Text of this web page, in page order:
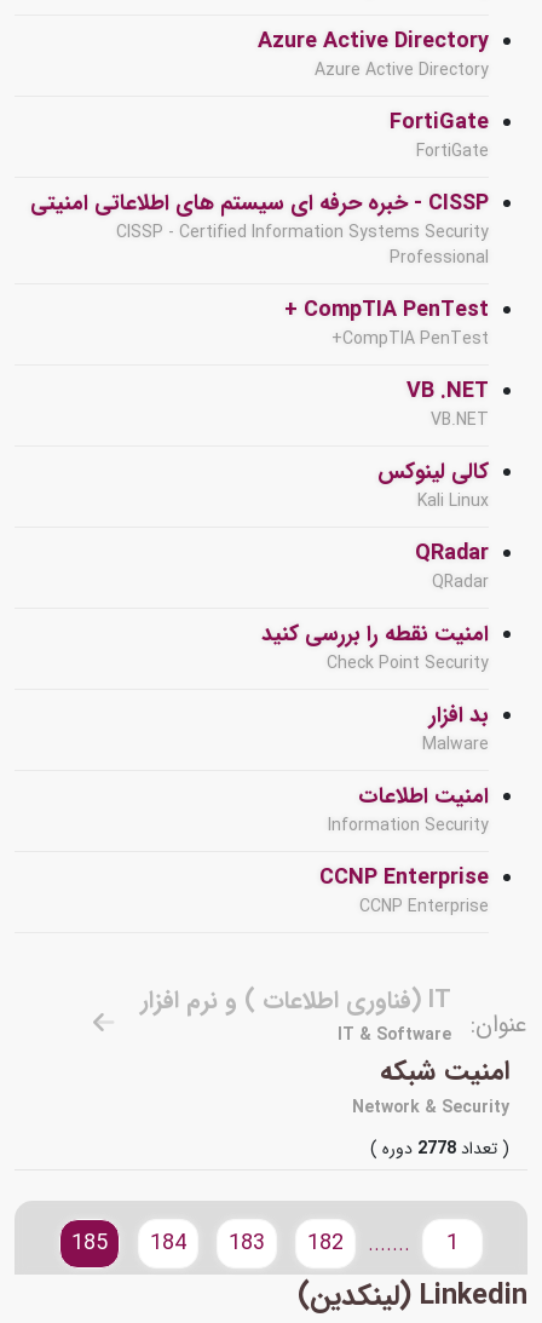
Azure Active Directory
Azure Active Directory
FortiGate
FortiGate
CISSP - خبره حرفه ای سیستم های اطلاعاتی امنیتی
CISSP - Certified Information Systems Security
Professional
CompTIA PenTest +
CompTIA PenTest+
VB .NET
VB.NET
کالی لینوکس
Kali Linux
QRadar
QRadar
امنیت نقطه را بررسی کنید
Check Point Security
بد افزار
Malware
امنیت اطلاعات
Information Security
CCNP Enterprise
CCNP Enterprise
عنوان:
IT (فناوری اطلاعات ) و نرم افزار
IT & Software
امنیت شبکه
Network & Security
( تعداد2778دوره )
.......
182
183
184
185
Linkedin (لینکدین)